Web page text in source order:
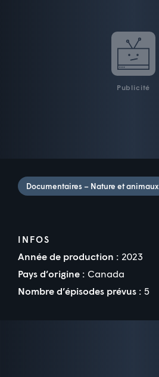
Publicité
Documentaires – Nature et animaux
INFOS
Année de production : 2023
Pays d’origine : Canada
Nombre d’épisodes prévus : 5